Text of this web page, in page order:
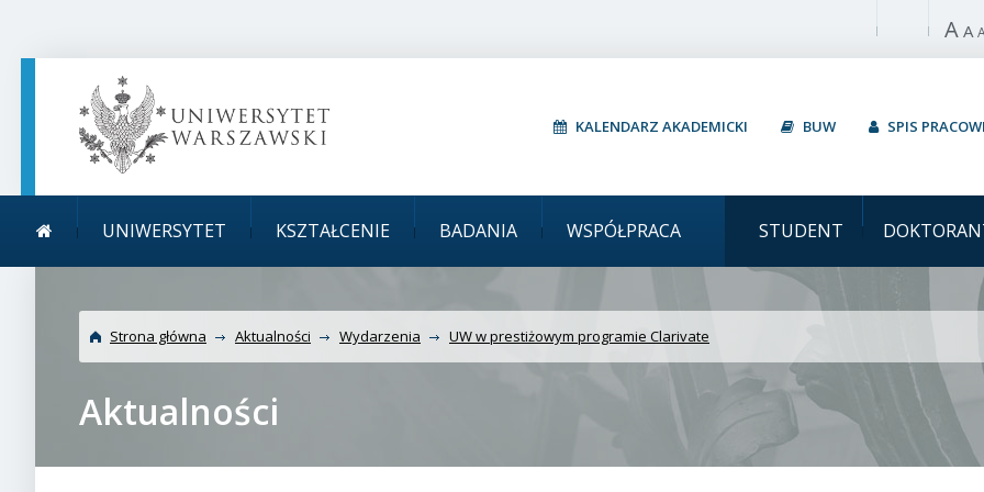
Włącz A A
KALENDARZ AKADEMICKI BUW SPIS
główne
UNIWERSYTET KSZTAŁCENIE BADANIA WSPÓŁPRACA STUDENT
Uniwersytet Warszawski UW w
Strona główna Aktualności Wydarzenia UW w prestiżowym programie Clarivate
Aktualności